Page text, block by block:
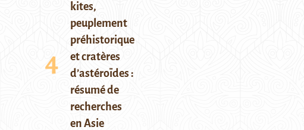
kites,
peuplement
préhistorique
et cratères
d’astéroïdes :
résumé de
recherches
en Asie